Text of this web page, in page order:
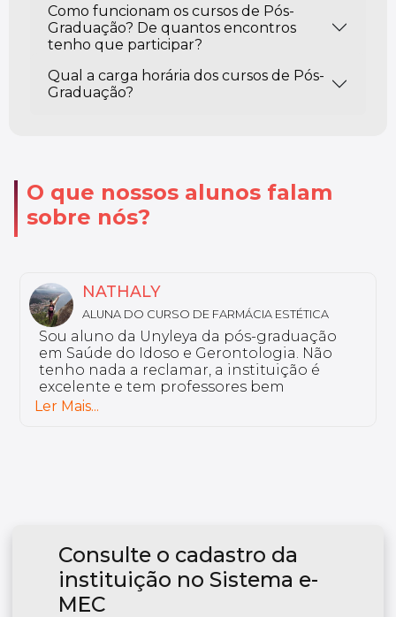
Como funcionam os cursos de Pós-
Graduação? De quantos encontros
tenho que participar?
Qual a carga horária dos cursos de Pós-
Graduação?
O que nossos alunos falam
sobre nós?
MARIA LUIZA
ALUNA DO CURSO DE DISLEXIA E DISTÚRBIOS
DE LEITURA E ESCRITA
Eu curso a pós-graduação em Dislexia e
Distúrbios de Leitura e Escrita. Por que eu
escolhi o curso Unyleya? Porque ele vai de
encontro com a minha rotina. Temos uma
plataforma colaborativa, onde o aluno é
Consulte o cadastro da
instituição no Sistema e-
MEC